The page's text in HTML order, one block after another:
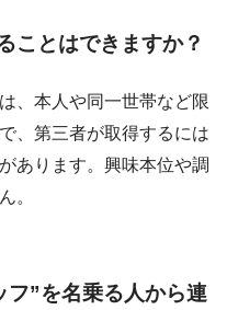
ことはできますか？
、本人や同一世帯など限
、第三者が取得するには
あります。興味本位や調
。
”を名乗る人から連